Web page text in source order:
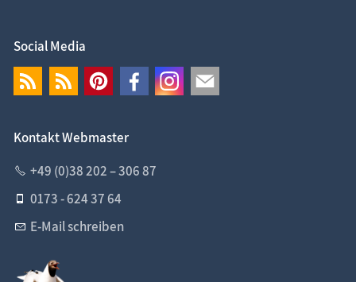
Social Media
Kontakt Webmaster
+49 (0)38 202 – 306 87
0173 - 624 37 64
E-Mail schreiben